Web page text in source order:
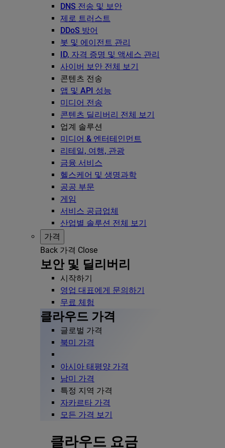
DNS 전송 및 보안
제로 트러스트
DDoS 방어
봇 및 에이전트 관리
ID, 자격 증명 및 액세스 관리
사이버 보안 전체 보기
콘텐츠 전송
앱 및 API 성능
미디어 전송
콘텐츠 딜리버리 전체 보기
업계 솔루션
미디어 & 엔터테인먼트
리테일, 여행, 관광
금융 서비스
헬스케어 및 생명과학
공공 부문
게임
서비스 공급업체
산업별 솔루션 전체 보기
가격
Back 가격 Close
보안 및 딜리버리
시작하기
영업 대표에게 문의하기
무료 체험
클라우드 가격
글로벌 가격
북미 가격
아시아 태평양 가격
남미 가격
특정 지역 가격
자카르타 가격
모든 가격 보기
클라우드 요금